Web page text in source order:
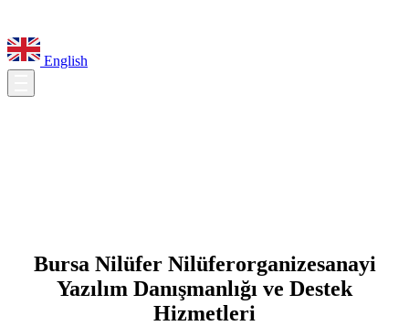
English
Bursa Nilüfer Nilüferorganizesanayi
Yazılım Danışmanlığı ve Destek
Hizmetleri